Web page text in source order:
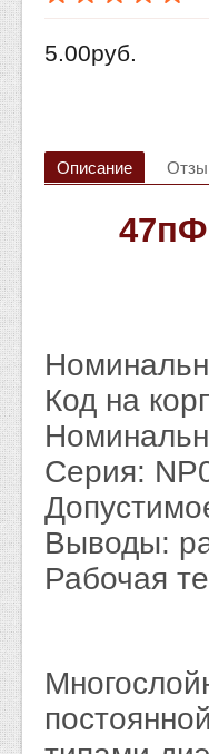
5.00руб.
Описание
47пФ
Код на
Серия:
Выводы:
Рабочая